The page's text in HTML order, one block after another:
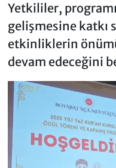
Yetkililer,
gelişmesine katkı
etkinliklerin
devam edeceğini